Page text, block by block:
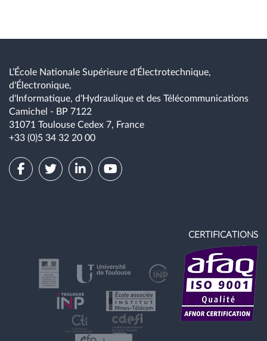
L’École Nationale Supérieure d'Électrotechnique,
d'Électronique,
d'Informatique, d'Hydraulique et des Télécommunications
Camichel - BP 7122
31071 Toulouse Cedex 7, France
+33 (0)5 34 32 20 00
CERTIFICATIONS